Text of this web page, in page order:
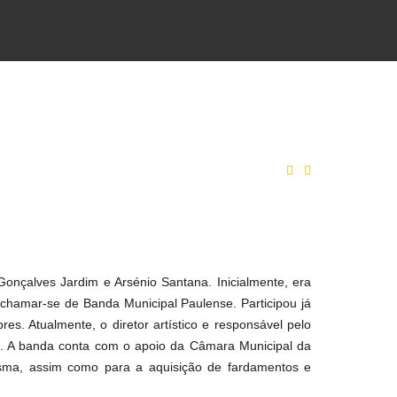
Jardim e Arsénio Santana. Inicialmente, era
se de Banda Municipal Paulense. Participou já
Atualmente, o diretor artístico e responsável pelo
banda conta com o apoio da Câmara Municipal da
assim como para a aquisição de fardamentos e